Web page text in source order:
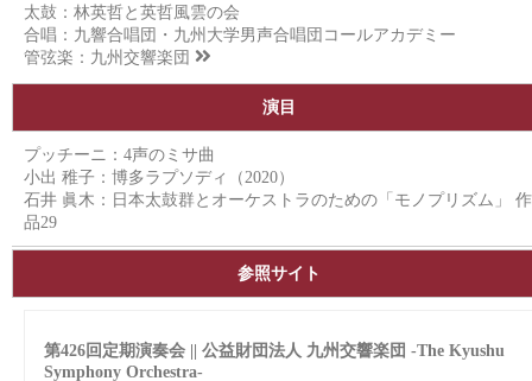
太鼓：林英哲と英哲風雲の会
合唱：九響合唱団・九州大学男声合唱団コールアカデミー
管弦楽： 九州交響楽団
演目
プッチーニ：4声のミサ曲
小出 稚子：博多ラプソディ（2020）
石井 眞木：日本太鼓群とオーケストラのための「モノプリズム」 作
品29
参照サイト
第426回定期演奏会 || 公益財団法人 九州交響楽団 -The Kyushu
Symphony Orchestra-